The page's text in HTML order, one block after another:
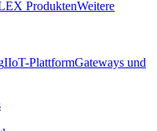
ProduktenWeitere
IIoT-PlattformGateways und